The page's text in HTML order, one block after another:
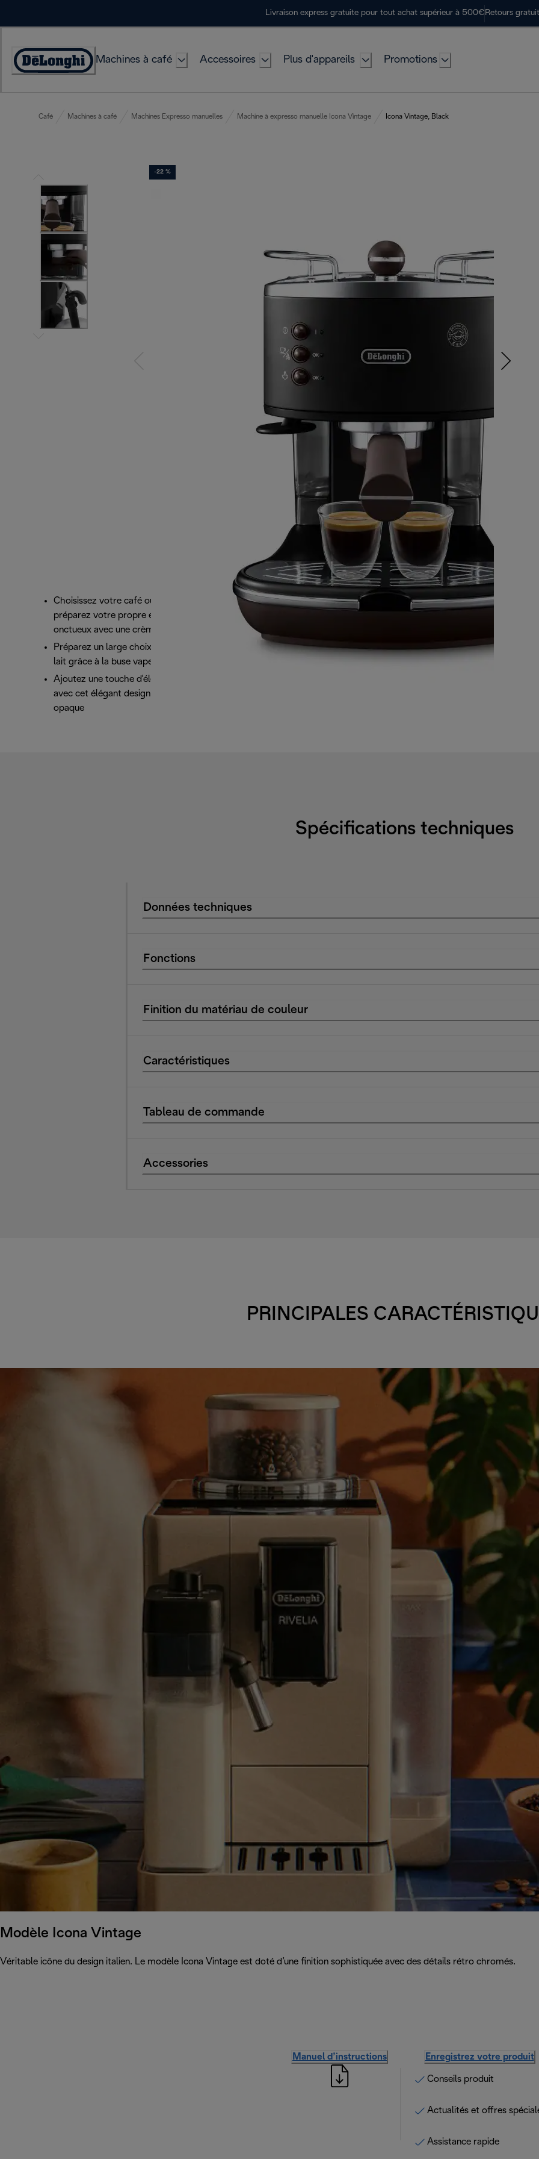
Livraison express gratuite pour tout achat supérieur à 500€ Retours
Déclaration
Machines à café Accessoires Plus d'appareils Promotions
Café Machines à café Machines Expresso manuelles Machine à expresso manuelle Icona Vintage Icona Vintage, Black
-22 %
Choisissez votre café ou capsule préféré et
préparez votre propre expresso riche et
onctueux avec une crème parfaite
Préparez un large choix de boissons à base de
lait grâce à la buse vapeur cappuccino
Ajoutez une touche d'élégance à votre cuisine
avec cet élégant design Icona Vintage noir
opaque
Spécifications techniques
Données techniques
Fonctions
Finition du matériau de couleur
Caractéristiques
Tableau de commande
Accessories
PRINCIPALES
Modèle Icona Vintage
Véritable icône du design italien. Le modèle Icona Vintage est doté d’une finition sophistiquée avec des détails rétro chromés.
Manuel d’instructions Enregistrez votre produit
Conseils produit
Actualités et offres
Assistance rapide